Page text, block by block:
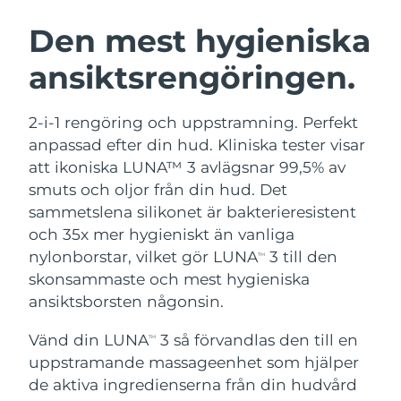
Den mest hygieniska
ansiktsrengöringen.
2-i-1 rengöring och uppstramning. Perfekt
anpassad efter din hud. Kliniska tester visar
att ikoniska LUNA™ 3 avlägsnar 99,5% av
smuts och oljor från din hud. Det
sammetslena silikonet är bakterieresistent
och 35x mer hygieniskt än vanliga
nylonborstar, vilket gör LUNATM
3 till den
skonsammaste och mest hygieniska
ansiktsborsten någonsin.
Vänd din LUNATM
3 så förvandlas den till en
uppstramande massageenhet som hjälper
de aktiva ingredienserna från din hudvård
LUNA™ 4-paket
Anti-aging massage
LUNA™ 4 Plus
Massage, LED heating
For men, anti-aging massage
BEAR™ 2-paket
Microcurrent toning
BEAR™ 2 go
Microcurrent toning on-the-go
Microcurrent line smoothing device
Återfuktning
UFO™ 3-paket
Deep facial hydration
UFO™ 3 LED
Near-infrared and red light therapy
device
Munvård
issa™ 4
Hybrid silicone sonic toothbrush
issa™ 4 plus
Smart hybrid silicone sonic toothbrush
FAQ™ ANTI-AGING-BEHANDLING
Anti-aging LED-behandlingar
NEW
Österrike Förväntad leverans 8/10/26
Bahrain Förväntad leverans8/11/26
Belgien
Bermuda Förväntad leverans 8/16/26
Bosnien och
Hercegovina
Förväntad leverans 8/13/26
Brunei Förväntad leverans8/15/26
Bulgarien Förväntad leverans
Kanada Förväntad leverans 8/14/26
Chile Förväntad leverans8/14/26